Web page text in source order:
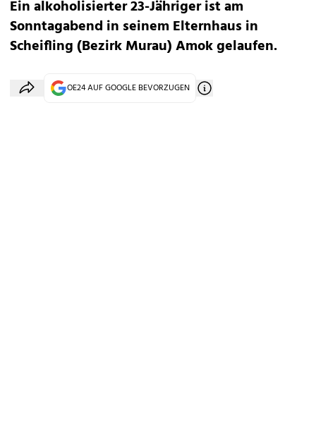
Ein alkoholisierter 23-Jähriger ist am
Sonntagabend in seinem Elternhaus in
Scheifling (Bezirk Murau) Amok gelaufen.
OE24 AUF GOOGLE BEVORZUGEN